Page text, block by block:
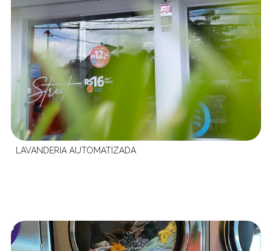
LAVANDERIA AUTOMATIZADA